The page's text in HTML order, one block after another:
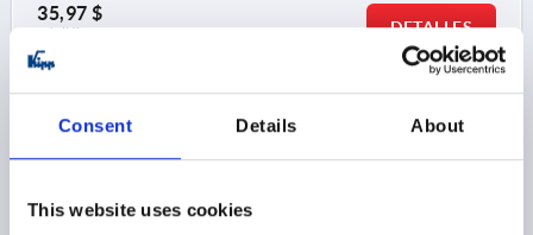
Consent Details About
This website uses cookies
35,97 $
más IVA
DETALLES
K0650 K